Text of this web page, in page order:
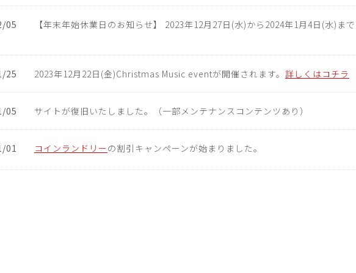
05
【年末年始休業日のお知らせ】 2023年12月27日(水)から2024年1月4日(水)ま
25 2023年12月22日(金)Christmas Music eventが開催されます。 詳しくはコチラ
05 サイトが復旧いたしました。（一部メンテナンスコンテンツあり）
01 コインランドリー の割引キャンペーンが始まりました。